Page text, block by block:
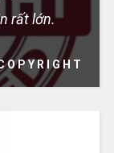
rất lớn.